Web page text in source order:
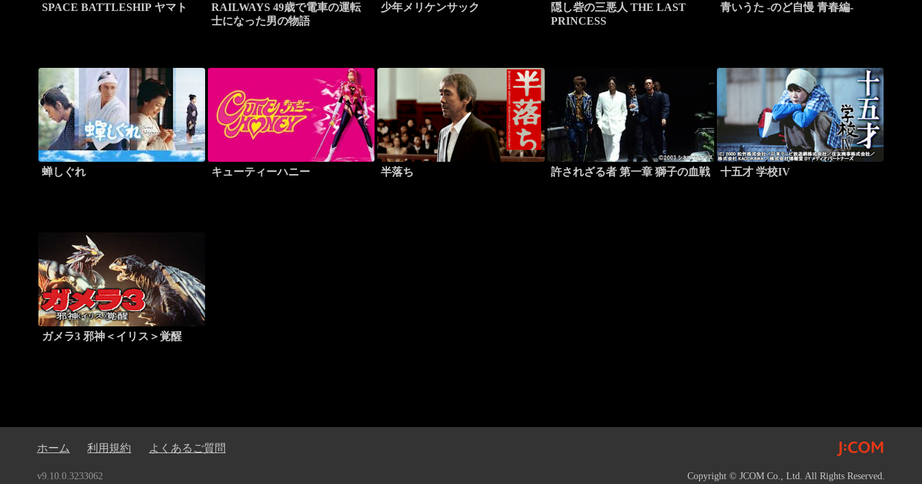
SPACE BATTLESHIP ヤマト
RAILWAYS 49歳で電車の運転
士になった男の物語
少年メリケンサック
隠し砦の三悪人 THE LAST
PRINCESS
青いうた -のど自慢 青春編-
蝉しぐれ キューティーハニー 半落ち 許されざる者 第一章 獅子の血戦 十五才 学校IV
ガメラ3 邪神＜イリス＞覚醒
ホーム 利用規約 よくあるご質問
Copyright © JCOM Co., Ltd. All Rights Reserved.
v9.10.0.3233062